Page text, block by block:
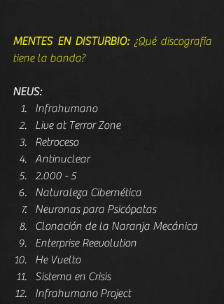
MENTES EN DISTURBIO: ¿Qué discografía
tiene la banda?
NEUS:
Infrahumano
Live at Terror Zone
Retroceso
Antinuclear
2.000 - 5
Naturaleza Cibernética
Neuronas para Psicópatas
Clonación de la Naranja Mecánica
Enterprise Reevolution
He Vuelto
Sistema en Crisis
Infrahumano Project